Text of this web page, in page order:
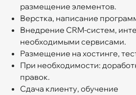
размещение элементов.
Верстка, написание
Внедрение CRM-систем,
необходимыми сервисами.
Размещение на хостинге,
При необходимости:
правок.
Сдача клиенту, обучение